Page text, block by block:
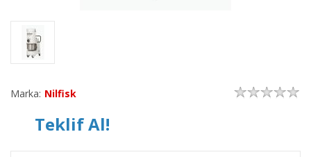
Marka: Nilfisk
Teklif Al!